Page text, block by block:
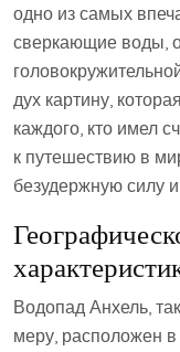
одно из самых
сверкающие воды,
дух картину,
каждого, кто имел
к путешествию в
безудержную силу
Водопад Анхель,
меру, расположен